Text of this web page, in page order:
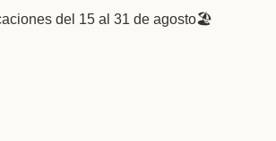
del 15 al 31 de agosto🏖️